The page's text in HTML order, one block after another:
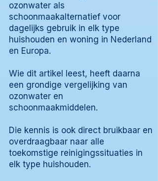
ozonwater als
schoonmaakalternatief voor
dagelijks gebruik in elk type
huishouden en woning in Nederland
en Europa.
Wie dit artikel leest, heeft daarna
een grondige vergelijking van
ozonwater en
schoonmaakmiddelen.
Die kennis is ook direct bruikbaar en
overdraagbaar naar alle
toekomstige reinigingssituaties in
elk type huishouden.